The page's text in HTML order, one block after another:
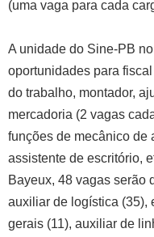
(uma vaga para cada
A unidade do Sine-PB
oportunidades para
do trabalho, montador,
mercadoria (2 vagas
funções de mecânico de
assistente de escritório,
Bayeux, 48 vagas serão
auxiliar de logística (35),
gerais (11), auxiliar de